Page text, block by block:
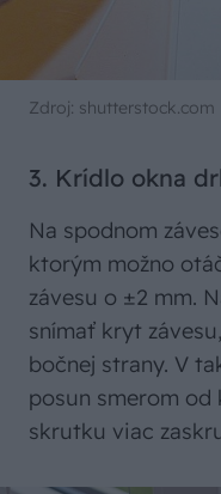
Zdroj: shutterstock.com
3. Krídlo okna
Na spodnom
ktorým možno
závesu o ±2 mm.
snímať kryt
bočnej strany. V
posun smerom od
skrutku viac